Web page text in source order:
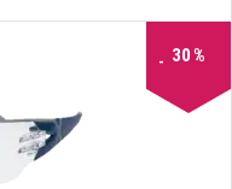
30%